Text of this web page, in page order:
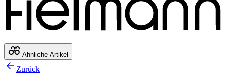
Ähnliche Artikel
Zurück